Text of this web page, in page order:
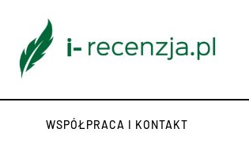
WSPÓŁPRACA I KONTAKT